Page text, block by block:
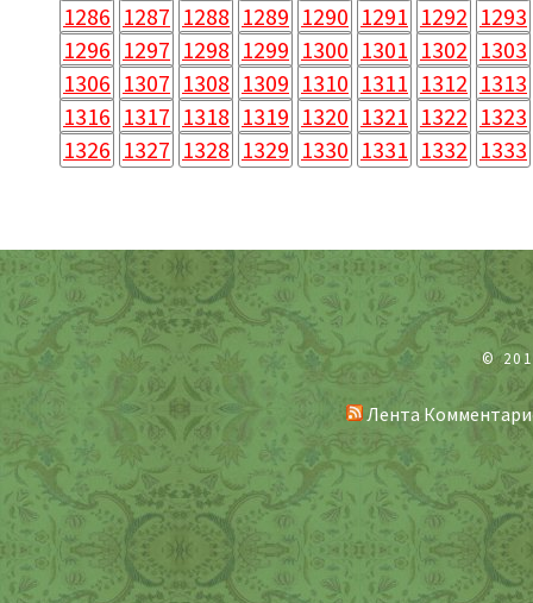
1286 1287 1288 1289 1290 1291 1292 1293
1296 1297 1298 1299 1300 1301 1302 1303
1306 1307 1308 1309 1310 1311 1312 1313
1316 1317 1318 1319 1320 1321 1322 1323
1326 1327 1328 1329 1330 1331 1332 1333
©
Лента